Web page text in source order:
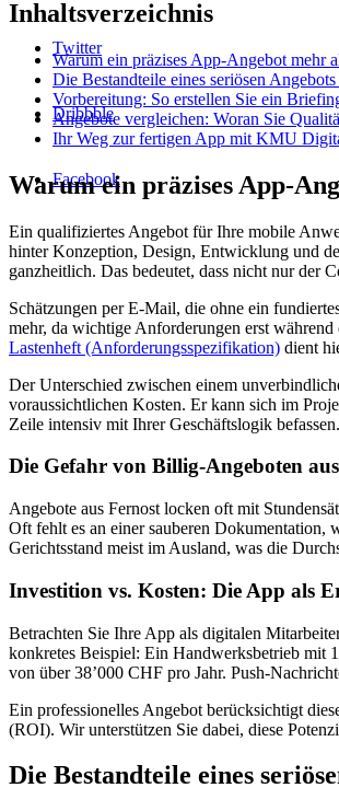
Twitter
Dribbble
Facebook
Inhaltsverzeichnis
Warum ein präzises App-Angebot mehr
Die Bestandteile eines seriösen
Vorbereitung: So erstellen Sie ein
Angebote vergleichen: Woran Sie
Ihr Weg zur fertigen App mit KMU
Warum ein präzises App-
Ein qualifiziertes Angebot für Ihre mobile
hinter Konzeption, Design, Entwicklung und
ganzheitlich. Das bedeutet, dass nicht nur der
Schätzungen per E-Mail, die ohne ein
mehr, da wichtige Anforderungen erst
Lastenheft (Anforderungsspezifikation) dient
Der Unterschied zwischen einem
voraussichtlichen Kosten. Er kann sich im
Zeile intensiv mit Ihrer Geschäftslogik
Die Gefahr von Billig-Angeboten
Angebote aus Fernost locken oft mit
Oft fehlt es an einer sauberen Dokumentation,
Gerichtsstand meist im Ausland, was die
Investition vs. Kosten: Die App als
Betrachten Sie Ihre App als digitalen
konkretes Beispiel: Ein Handwerksbetrieb mit
von über 38’000 CHF pro Jahr. Push-
Ein professionelles Angebot berücksichtigt
(ROI). Wir unterstützen Sie dabei, diese
Die Bestandteile eines